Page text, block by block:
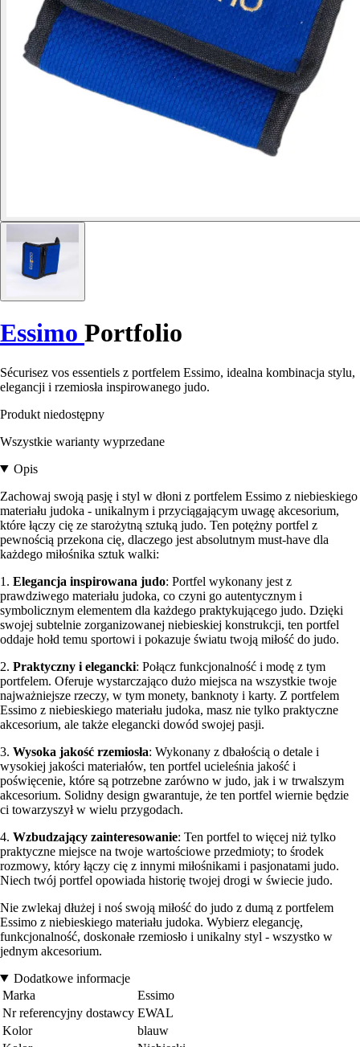
Essimo Portfolio
Sécurisez vos essentiels z portfelem Essimo, idealna kombinacja stylu,
elegancji i rzemiosła inspirowanego judo.
Produkt niedostępny
Wszystkie warianty wyprzedane
Opis
Zachowaj swoją pasję i styl w dłoni z portfelem Essimo z niebieskiego
materiału judoka - unikalnym i przyciągającym uwagę akcesorium,
które łączy cię ze starożytną sztuką judo. Ten potężny portfel z
pewnością przekona cię, dlaczego jest absolutnym must-have dla
każdego miłośnika sztuk walki:
1. Elegancja inspirowana judo: Portfel wykonany jest z
prawdziwego materiału judoka, co czyni go autentycznym i
symbolicznym elementem dla każdego praktykującego judo. Dzięki
swojej subtelnie zorganizowanej niebieskiej konstrukcji, ten portfel
oddaje hołd temu sportowi i pokazuje światu twoją miłość do judo.
2. Praktyczny i elegancki: Połącz funkcjonalność i modę z tym
portfelem. Oferuje wystarczająco dużo miejsca na wszystkie twoje
najważniejsze rzeczy, w tym monety, banknoty i karty. Z portfelem
Essimo z niebieskiego materiału judoka, masz nie tylko praktyczne
akcesorium, ale także elegancki dowód swojej pasji.
3. Wysoka jakość rzemiosła: Wykonany z dbałością o detale i
wysokiej jakości materiałów, ten portfel ucieleśnia jakość i
poświęcenie, które są potrzebne zarówno w judo, jak i w trwalszym
akcesorium. Solidny design gwarantuje, że ten portfel wiernie będzie
ci towarzyszył w wielu przygodach.
4. Wzbudzający zainteresowanie: Ten portfel to więcej niż tylko
praktyczne miejsce na twoje wartościowe przedmioty; to środek
rozmowy, który łączy cię z innymi miłośnikami i pasjonatami judo.
Niech twój portfel opowiada historię twojej drogi w świecie judo.
Nie zwlekaj dłużej i noś swoją miłość do judo z dumą z portfelem
Essimo z niebieskiego materiału judoka. Wybierz elegancję,
funkcjonalność, doskonałe rzemiosło i unikalny styl - wszystko w
jednym akcesorium.
Dodatkowe informacje
Marka
Essimo
Nr referencyjny dostawcy EWAL
Kolor
blauw